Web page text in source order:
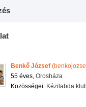
Benkő József
55 éves, Orosháza
Közösségei: Kézilabda